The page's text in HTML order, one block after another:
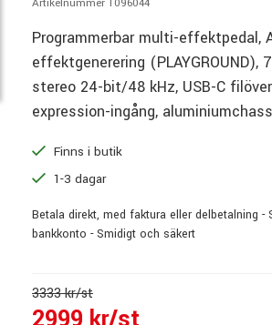
Artikelnummer 1096044
Programmerbar multi-effektpedal,
effektgenerering (PLAYGROUND),
stereo 24-bit/48 kHz, USB-C
expression-ingång,
Finns i butik
1-3 dagar
Betala direkt, med faktura eller delbetalning -
bankkonto - Smidigt och säkert
3333 kr/st